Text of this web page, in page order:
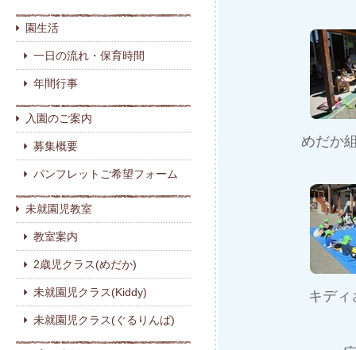
園生活
一日の流れ・保育時間
年間行事
入園のご案内
募集概要
パンフレットご希望フォーム
未就園児教室
教室案内
2歳児クラス(めだか)
未就園児クラス(Kiddy)
未就園児クラス(ぐるりんぱ)
めだか
キディ